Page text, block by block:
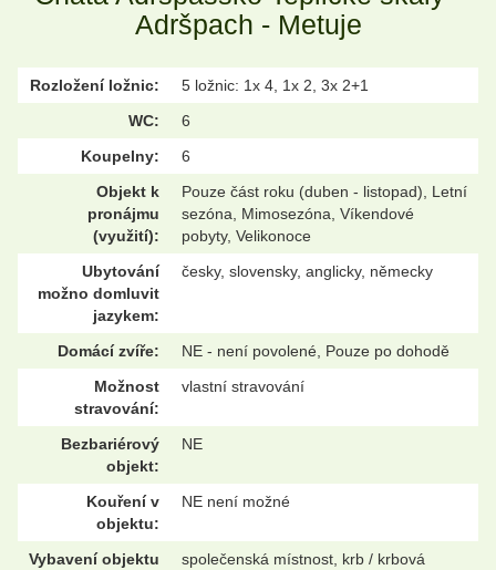
Adršpach - Metuje
Rozložení ložnic:
5 ložnic: 1x 4, 1x 2, 3x 2+1
WC:
6
Koupelny:
6
Objekt k
pronájmu
(využití):
Pouze část roku (duben - listopad), Letní
sezóna, Mimosezóna, Víkendové
pobyty, Velikonoce
Ubytování
možno domluvit
jazykem:
česky, slovensky, anglicky, německy
Domácí zvíře:
NE - není povolené, Pouze po dohodě
Možnost
stravování:
vlastní stravování
Bezbariérový
objekt:
NE
Kouření v
objektu:
NE není možné
Vybavení objektu
společenská místnost, krb / krbová